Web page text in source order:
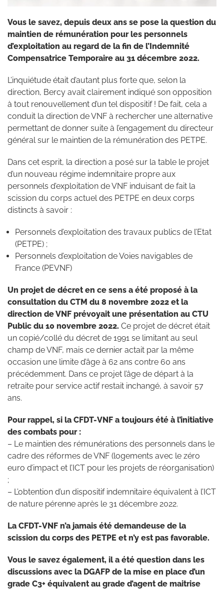
Vous le savez, depuis deux ans se pose la question du
maintien de rémunération pour les personnels
d’exploitation au regard de la fin de l’Indemnité
Compensatrice Temporaire au 31 décembre 2022.
L’inquiétude était d’autant plus forte que, selon la
direction, Bercy avait clairement indiqué son opposition
à tout renouvellement d’un tel dispositif ! De fait, cela a
conduit la direction de VNF à rechercher une alternative
permettant de donner suite à l’engagement du directeur
général sur le maintien de la rémunération des PETPE.
Dans cet esprit, la direction a posé sur la table le projet
d’un nouveau régime indemnitaire propre aux
personnels d’exploitation de VNF induisant de fait la
scission du corps actuel des PETPE en deux corps
distincts à savoir :
Personnels d’exploitation des travaux publics de l’Etat
(PETPE) ;
Personnels d’exploitation de Voies navigables de
France (PEVNF)
Un projet de décret en ce sens a été proposé à la
consultation du CTM du 8 novembre 2022 et la
direction de VNF prévoyait une présentation au CTU
Public du 10 novembre 2022. Ce projet de décret était
un copié/collé du décret de 1991 se limitant au seul
champ de VNF, mais ce dernier actait par la même
occasion une limite d’âge à 62 ans contre 60 ans
précédemment. Dans ce projet l’âge de départ à la
retraite pour service actif restait inchangé, à savoir 57
ans.
Pour rappel, si la CFDT-VNF a toujours été à l’initiative
des combats pour :
– Le maintien des rémunérations des personnels dans le
cadre des réformes de VNF (logements avec le zéro
euro d’impact et l’ICT pour les projets de réorganisation)
;
– L’obtention d’un dispositif indemnitaire équivalent à l’ICT
de nature pérenne après le 31 décembre 2022.
La CFDT-VNF n’a jamais été demandeuse de la
scission du corps des PETPE et n’y est pas favorable.
Vous le savez également, il a été question dans les
discussions avec la DGAFP de la mise en place d’un
grade C3+ équivalent au grade d’agent de maitrise